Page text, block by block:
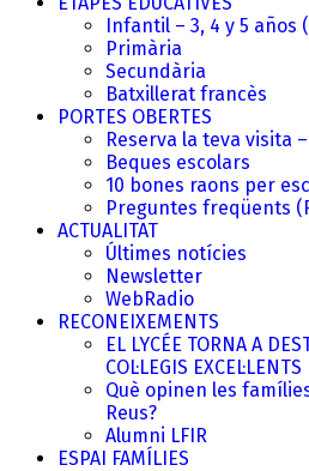
Infantil – 3, 4 y 5 años
Primària
Secundària
Batxillerat francès
PORTES OBERTES
Reserva la teva visita
Beques escolars
10 bones raons per
Preguntes freqüents
ACTUALITAT
Últimes notícies
Newsletter
WebRadio
RECONEIXEMENTS
EL LYCÉE TORNA A
COL·LEGIS
Què opinen les
Reus?
Alumni LFIR
ESPAI FAMÍLIES